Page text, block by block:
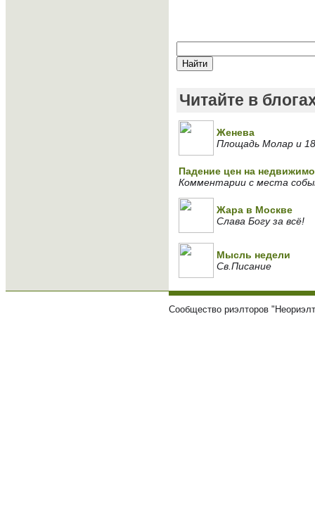
Читайте в
Женева
Площадь Молар и
Падение цен на
Комментарии с места
Жара в Москве
Слава Богу за всё!
Мысль недели
Св.Писание
Сообщество риэлторов